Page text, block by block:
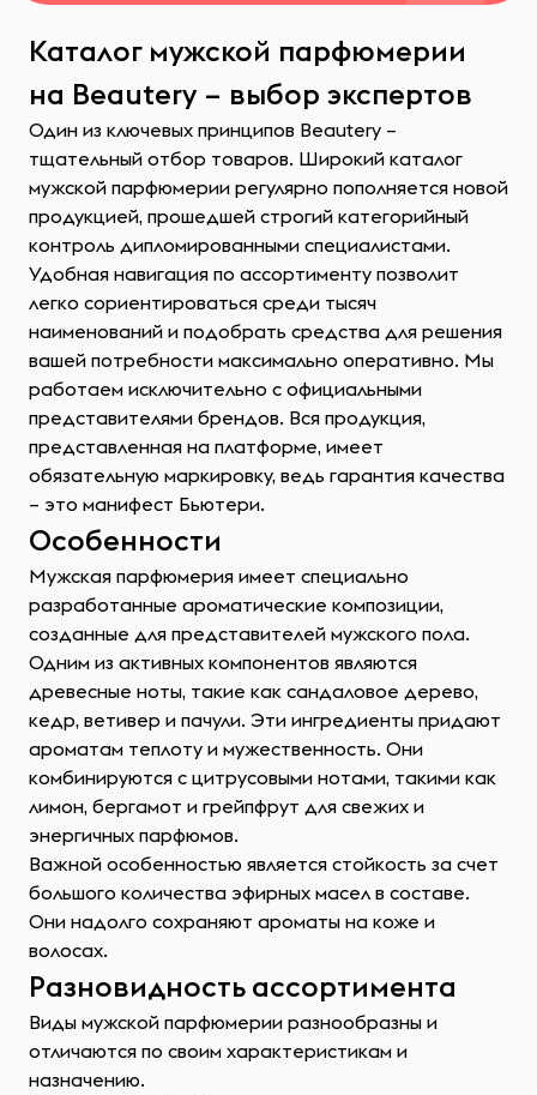
Каталог мужской парфюмерии
на Beautery – выбор экспертов
Один из ключевых принципов Beautery –
тщательный отбор товаров. Широкий каталог
мужской парфюмерии регулярно пополняется новой
продукцией, прошедшей строгий категорийный
контроль дипломированными специалистами.
Удобная навигация по ассортименту позволит
легко сориентироваться среди тысяч
наименований и подобрать средства для решения
вашей потребности максимально оперативно. Мы
работаем исключительно с официальными
представителями брендов. Вся продукция,
представленная на платформе, имеет
обязательную маркировку, ведь гарантия качества
– это манифест Бьютери.
Особенности
Мужская парфюмерия имеет специально
разработанные ароматические композиции,
созданные для представителей мужского пола.
Одним из активных компонентов являются
древесные ноты, такие как сандаловое дерево,
кедр, ветивер и пачули. Эти ингредиенты придают
ароматам теплоту и мужественность. Они
комбинируются с цитрусовыми нотами, такими как
лимон, бергамот и грейпфрут для свежих и
энергичных парфюмов.
Важной особенностью является стойкость за счет
большого количества эфирных масел в составе.
Они надолго сохраняют ароматы на коже и
волосах.
Разновидность ассортимента
Виды мужской парфюмерии разнообразны и
отличаются по своим характеристикам и
назначению.